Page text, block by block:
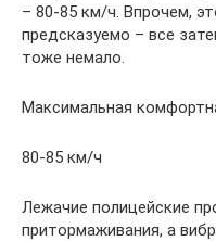
– 80-85 км/ч. Впрочем,
предсказуемо – все
тоже немало.
Максимальная
80-85 км/ч
Лежачие полицейские
притормаживания, а